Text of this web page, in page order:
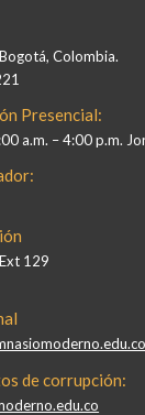
Colombia.
Presencial:
a.m. – 4:00 p.m.
129
de corrupción: